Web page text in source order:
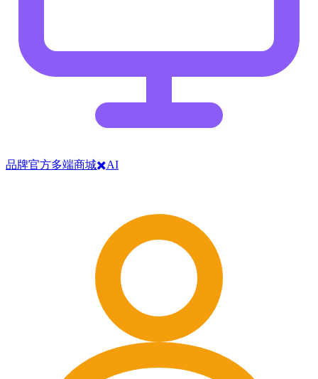
品牌官方多端商城✖️AI